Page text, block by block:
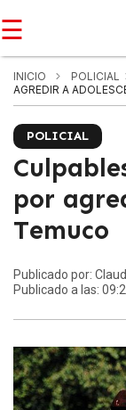
☰
INICIO POLICIAL
AGREDIR A
POLICIAL
por
Temuco
Publicado por:
Publicado a las: